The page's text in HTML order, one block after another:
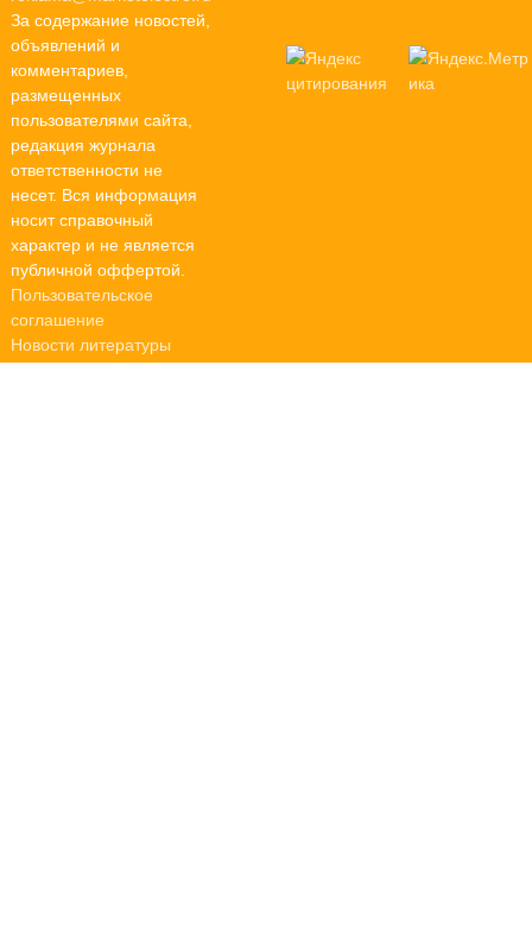
За содержание новостей,
объявлений и
комментариев,
размещенных
пользователями сайта,
редакция журнала
ответственности не
несет. Вся информация
носит справочный
характер и не является
публичной оффертой.
Пользовательское
соглашение
Новости литературы